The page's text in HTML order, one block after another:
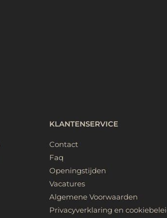
KLANTENSERVICE
Contact
Faq
Openingstijden
Vacatures
Algemene Voorwaarden
Privacyverklaring en